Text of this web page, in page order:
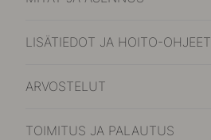
LISÄTIEDOT JA HOITO-OHJEET
ARVOSTELUT
TOIMITUS JA PALAUTUS